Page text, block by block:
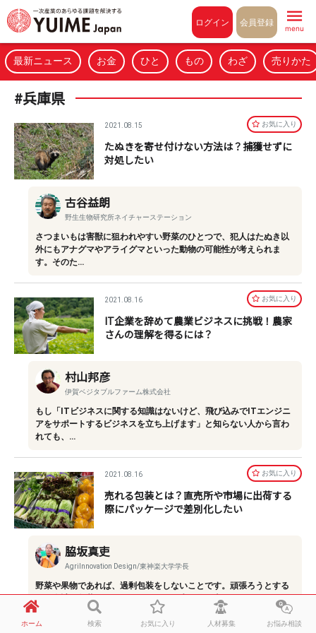
ログイン 会員登録
menu
最新ニュース お金 ひと もの わざ 売りかた
#兵庫県
2021.08.15 お気に⼊り
たぬきを寄せ付けない方法は？捕獲せずに
対処したい
古谷益朗
野生生物研究所ネイチャーステーション
さつまいもは害獣に狙われやすい野菜のひとつで、犯人はたぬき以
外にもアナグマやアライグマといった動物の可能性が考えられま
す。そのた…
2021.08.16 お気に⼊り
IT企業を辞めて農業ビジネスに挑戦！農家
さんの理解を得るには？
村山邦彦
伊賀ベジタブルファーム株式会社
もし「ITビジネスに関する知識はないけど、飛び込みでITエンジニ
アをサポートするビジネスを立ち上げます」と知らない人から言わ
れても、…
2021.08.16 お気に⼊り
売れる包装とは？直売所や市場に出荷する
際にパッケージで差別化したい
脇坂真吏
AgriInnovation Design/東神楽大学学長
野菜や果物であれば、過剰包装をしないことです。頑張ろうとする
ほど余計な包装をしてしまいますが、生鮮品の売れるポイントは、
美味しさ…
ホーム 検索 お気に入り 人材募集 お悩み相談